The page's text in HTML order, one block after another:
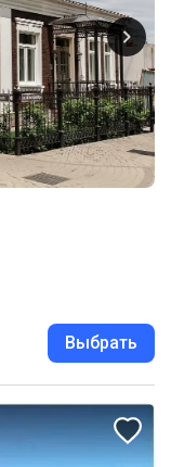
Выбрать